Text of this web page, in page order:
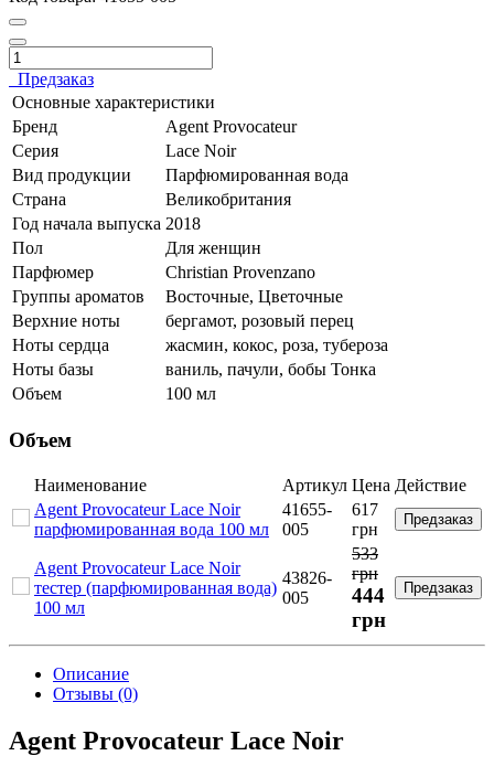
Предзаказ
Основные характеристики
Бренд
Agent Provocateur
Серия
Lace Noir
Вид продукции
Парфюмированная вода
Страна
Великобритания
Год начала выпуска 2018
Пол
Для женщин
Парфюмер
Christian Provenzano
Группы ароматов
Восточные, Цветочные
Верхние ноты
бергамот, розовый перец
Ноты сердца
жасмин, кокос, роза, тубероза
Ноты базы
ваниль, пачули, бобы Тонка
Объем
100 мл
Объем
Наименование Артикул Цена Действие
Agent Provocateur Lace Noir
парфюмированная вода 100 мл
41655-
005
617
грн
Предзаказ
Agent Provocateur Lace Noir
тестер (парфюмированная вода)
100 мл
43826-
005
533
грн
444
грн
Предзаказ
Описание
Отзывы (0)
Agent Provocateur Lace Noir